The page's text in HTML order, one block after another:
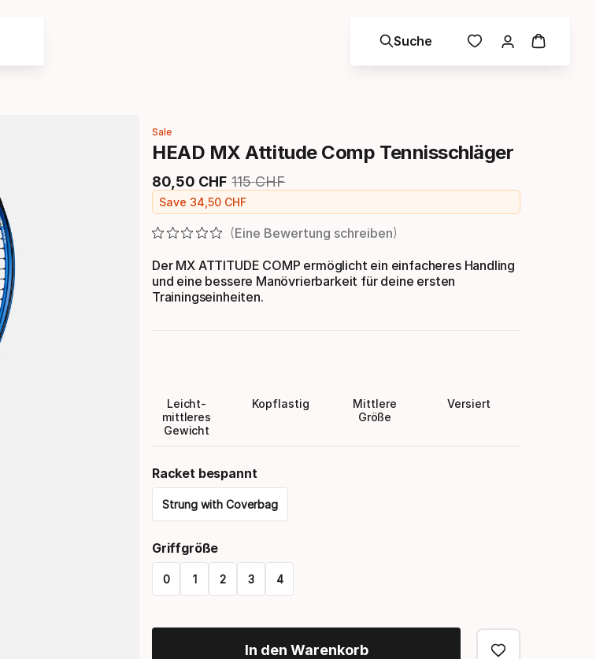
Suche
Sale
HEAD MX Attitude Comp Tennisschläger
80 50 CHF
Endpreis 115 CHF
Ursprünglicher Preis
Save 34 50 CHF
Eine Bewertung schreiben
Der MX ATTITUDE COMP ermöglicht ein einfacheres Handling
und eine bessere Manövrierbarkeit für deine ersten
Trainingseinheiten.
Leicht-
mittleres
Gewicht
Kopflastig
Mittlere
Größe
Versiert
Racket bespannt
Strung with Coverbag
select
option:
Griffgröße
0 1 2 3 4
select
In den Warenkorb